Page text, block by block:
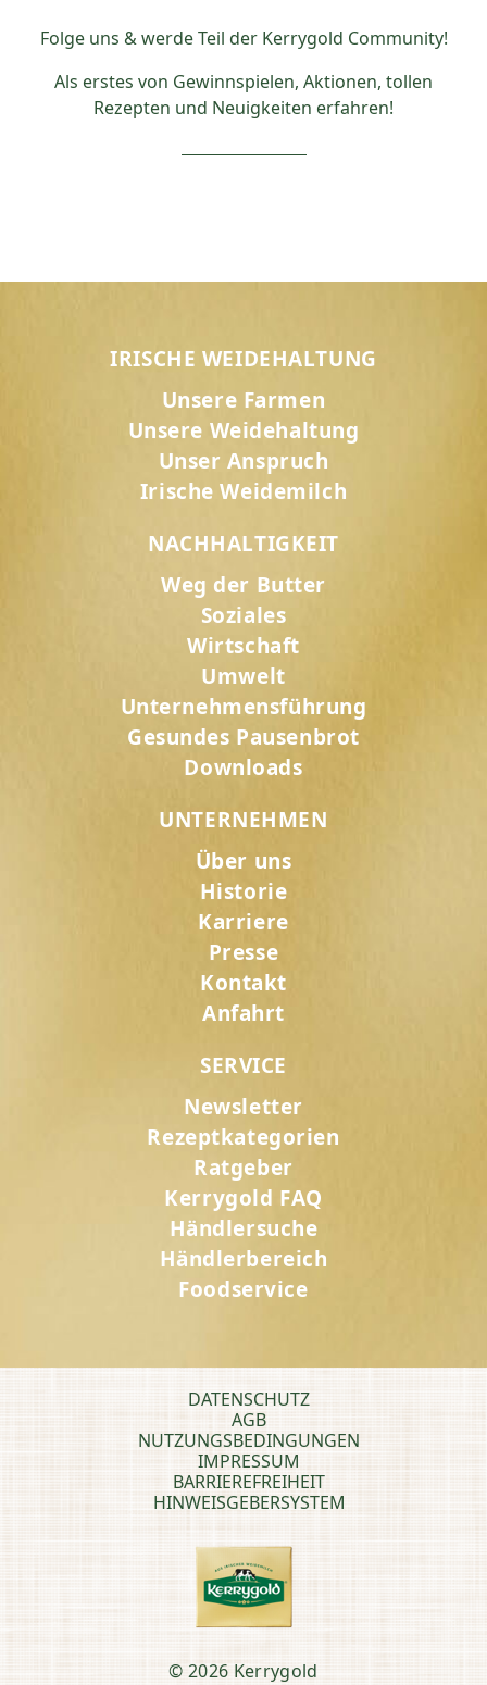
Folge uns & werde Teil der Kerrygold Community!
Als erstes von Gewinnspielen, Aktionen, tollen
Rezepten und Neuigkeiten erfahren!
IRISCHE WEIDEHALTUNG
Unsere Farmen
Unsere Weidehaltung
Unser Anspruch
Irische Weidemilch
NACHHALTIGKEIT
Weg der Butter
Soziales
Wirtschaft
Umwelt
Unternehmensführung
Gesundes Pausenbrot
Downloads
UNTERNEHMEN
Über uns
Historie
Karriere
Presse
Kontakt
Anfahrt
SERVICE
Newsletter
Rezeptkategorien
Ratgeber
Kerrygold FAQ
Händlersuche
Händlerbereich
Foodservice
DATENSCHUTZ
AGB
NUTZUNGSBEDINGUNGEN
IMPRESSUM
BARRIEREFREIHEIT
HINWEISGEBERSYSTEM
© 2026 Kerrygold